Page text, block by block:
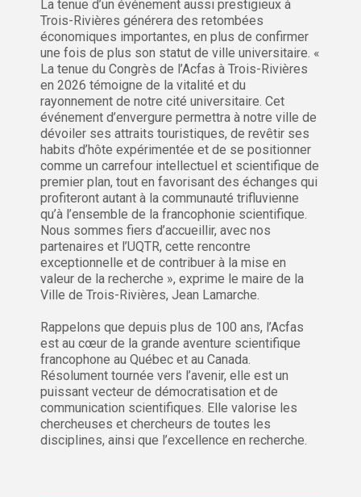
La tenue d’un événement aussi prestigieux à
Trois-Rivières générera des retombées
économiques importantes, en plus de confirmer
une fois de plus son statut de ville universitaire. «
La tenue du Congrès de l’Acfas à Trois-Rivières
en 2026 témoigne de la vitalité et du
rayonnement de notre cité universitaire. Cet
événement d’envergure permettra à notre ville de
dévoiler ses attraits touristiques, de revêtir ses
habits d’hôte expérimentée et de se positionner
comme un carrefour intellectuel et scientifique de
premier plan, tout en favorisant des échanges qui
profiteront autant à la communauté trifluvienne
qu’à l’ensemble de la francophonie scientifique.
Nous sommes fiers d’accueillir, avec nos
partenaires et l’UQTR, cette rencontre
exceptionnelle et de contribuer à la mise en
valeur de la recherche », exprime le maire de la
Ville de Trois-Rivières, Jean Lamarche.
Rappelons que depuis plus de 100 ans, l’Acfas
est au cœur de la grande aventure scientifique
francophone au Québec et au Canada.
Résolument tournée vers l’avenir, elle est un
puissant vecteur de démocratisation et de
communication scientifiques. Elle valorise les
chercheuses et chercheurs de toutes les
disciplines, ainsi que l’excellence en recherche.